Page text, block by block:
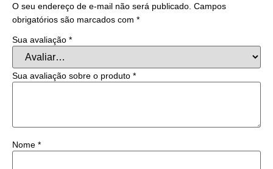
O seu endereço de e-mail não será publicado. Campos
obrigatórios são marcados com *
Sua avaliação *
Sua avaliação sobre o produto *
Nome *